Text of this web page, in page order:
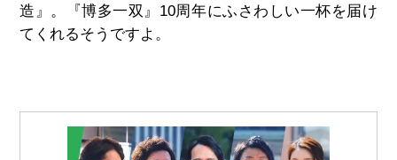
造』。『博多一双』10周年にふさわしい一杯を届け
てくれるそうですよ。